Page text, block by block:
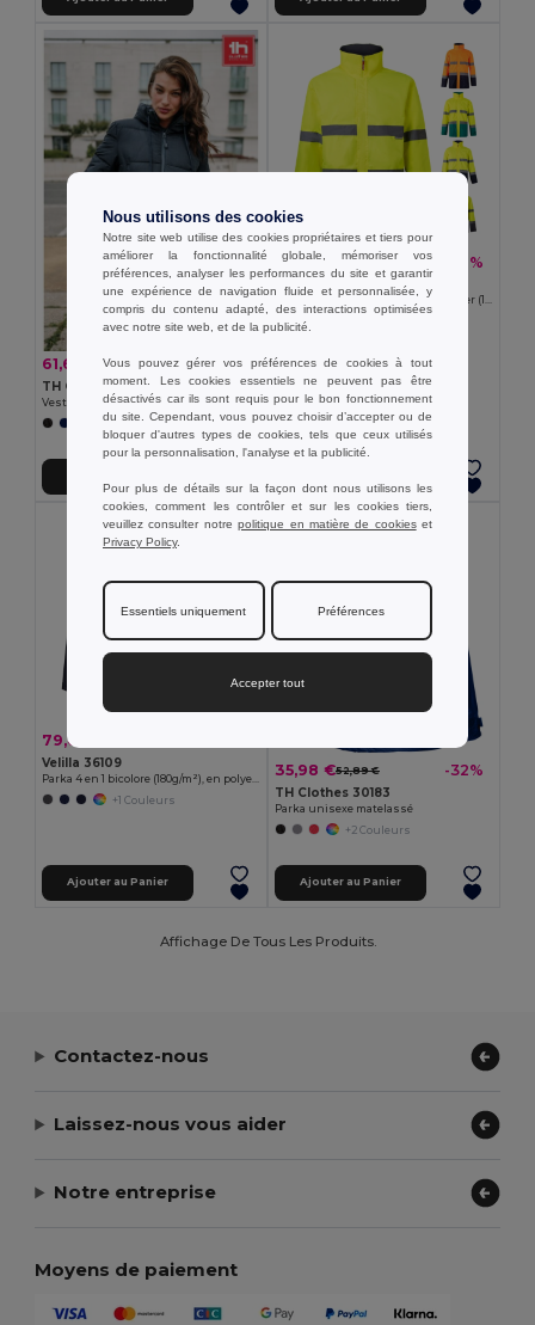
61,60 € 88,41 € -30%
TH Clothes 30254
Veste parka unisexe rembourrée
54,50 € 85,21 € -36%
Velilla 36105
Parka bicolore (190g/m²), en polyester (100%), avec finition PU
79,64 €
Velilla 36109
+1 Couleurs
Ajouter au Panier
35,98 €52,89 € -32%
TH Clothes 30183
Parka unisexe matelassé
+2 Couleurs
Ajouter au Panier
Affichage De Tous Les Produits.
Contactez-nous
Laissez-nous vous aider
Notre entreprise
Moyens de paiement
Nous utilisons des cookies
Notre site web utilise des cookies propriétaires et tiers pour
améliorer la fonctionnalité globale, mémoriser vos
préférences, analyser les performances du site et garantir
une expérience de navigation fluide et personnalisée, y
compris du contenu adapté, des interactions optimisées
avec notre site web, et de la publicité.
Vous pouvez gérer vos préférences de cookies à tout
moment. Les cookies essentiels ne peuvent pas être
désactivés car ils sont requis pour le bon fonctionnement
du site. Cependant, vous pouvez choisir d’accepter ou de
bloquer d'autres types de cookies, tels que ceux utilisés
pour la personnalisation, l'analyse et la publicité.
Pour plus de détails sur la façon dont nous utilisons les
cookies, comment les contrôler et sur les cookies tiers,
veuillez consulter notrepolitique en matière de cookieset
Privacy Policy.
Essentiels uniquement Préférences
Accepter tout